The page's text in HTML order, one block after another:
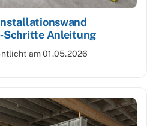
Anleitung
am01.05.2026